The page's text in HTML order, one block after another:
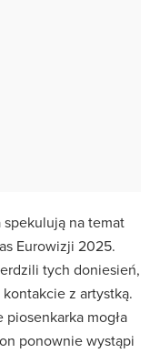
na temat
Eurowizji 2025.
tych doniesień,
z artystką.
mogła
ponownie wystąpi